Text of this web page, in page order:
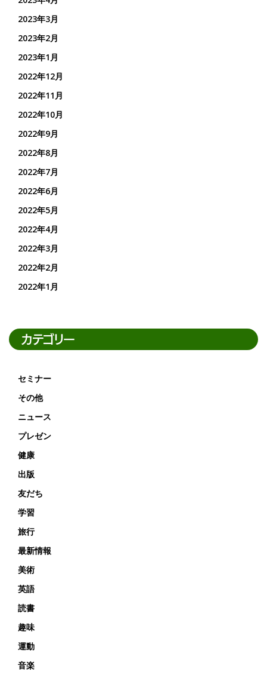
2023年3月
2023年2月
2023年1月
2022年12月
2022年11月
2022年10月
2022年9月
2022年8月
2022年7月
2022年6月
2022年5月
2022年4月
2022年3月
2022年2月
2022年1月
カテゴリー
セミナー
その他
ニュース
プレゼン
健康
出版
友だち
学習
旅行
最新情報
美術
英語
読書
趣味
運動
音楽